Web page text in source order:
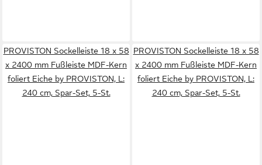
PROVISTON Sockelleiste 18 x 58
x 2400 mm Fußleiste MDF-Kern
foliert Eiche by PROVISTON, L:
240 cm, Spar-Set, 5-St.
PROVISTON Sockelleiste 18 x 58
x 2400 mm Fußleiste MDF-Kern
foliert Eiche by PROVISTON, L:
240 cm, Spar-Set, 5-St.